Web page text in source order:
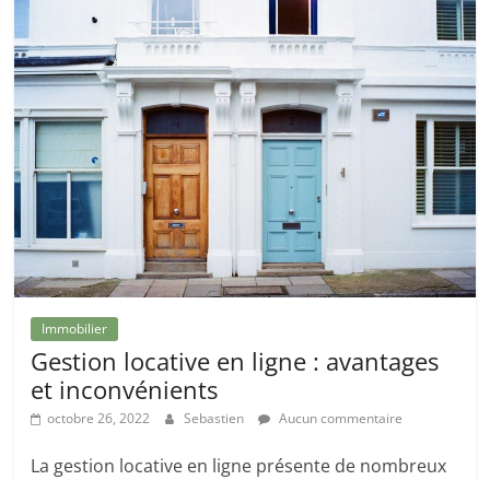
Immobilier
Gestion locative en ligne : avantages
et inconvénients
octobre 26, 2022 Sebastien Aucun commentaire
La gestion locative en ligne présente de nombreux